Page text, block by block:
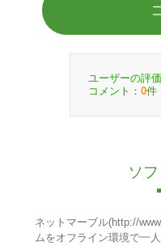
ユーザーの評
コメント： 0件
ソ
ネットマーブル(http://
ムをオフライン環境で一